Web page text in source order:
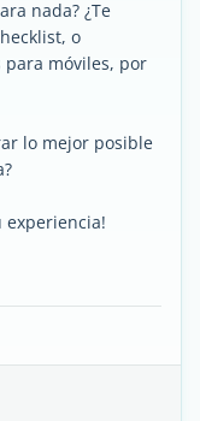
nada? ¿Te
o
móviles, por
lo mejor posible
experiencia!